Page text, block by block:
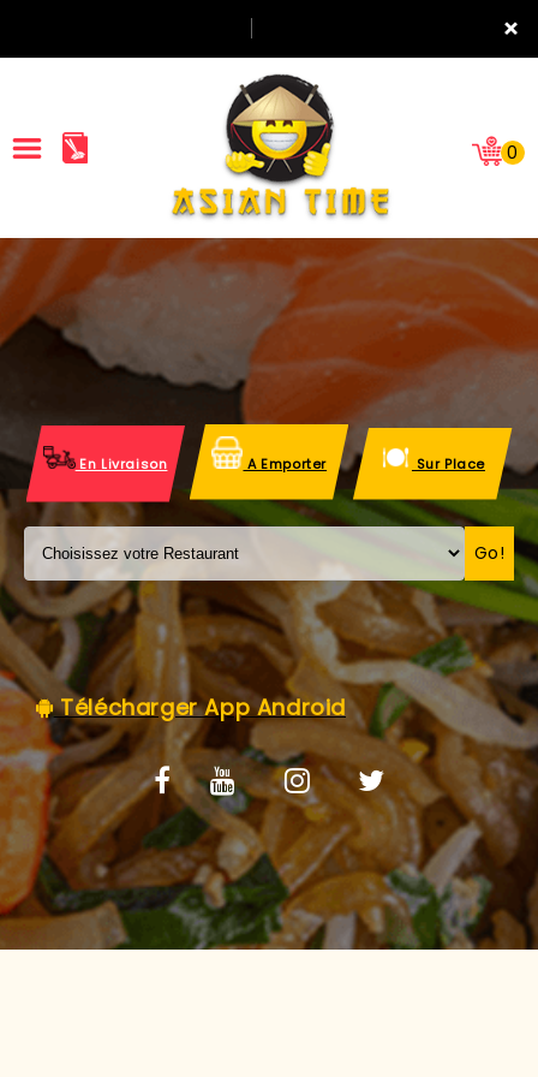
×
ACCUEIL
LA CARTE
VOS AVIS
MENTIONS LÉGALES
C.G.V
0
En Livraison A Emporter Sur Place
Go!
Télécharger App Android